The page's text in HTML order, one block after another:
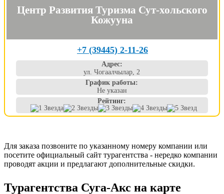
Центр Развития Туризма Сут-хольского
Кожууна
+7 (39445) 2-11-26
Адрес:
ул. Чогаалчылар, 2
График работы:
Не указан
Рейтинг:
Для заказа позвоните по указанному номеру компании или
посетите официальный сайт турагентства - нередко компании
проводят акции и предлагают дополнительные скидки.
Турагентства Суга-Акс на карте